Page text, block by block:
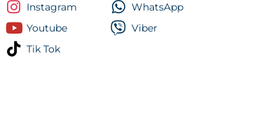
Instagram
Youtube
Tik Tok
WhatsApp
Viber